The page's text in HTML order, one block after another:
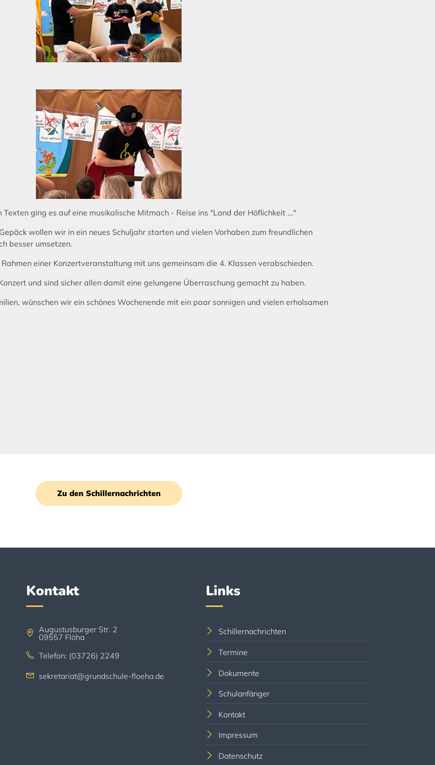
ging es auf eine musikalische Mitmach - Reise ins "Land der Höflichkeit ..."
wollen wir in ein neues Schuljahr starten und vielen Vorhaben zum freundlichen
besser umsetzen.
einer Konzertveranstaltung mit uns gemeinsam die 4. Klassen verabschieden.
und sind sicher allen damit eine gelungene Überraschung gemacht zu haben.
wünschen wir ein schönes Wochenende mit ein paar sonnigen und vielen erholsamen
Zu den Schillernachrichten
Kontakt
Augustusburger Str. 2
09557 Flöha
Telefon: (03726) 2249
sekretariat@grundschule-floeha.de
Links
Schillernachrichten
Termine
Dokumente
Schulanfänger
Kontakt
Impressum
Datenschutz